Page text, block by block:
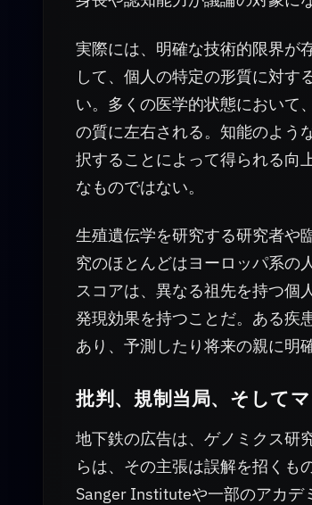
実際には、明確な技術的限界が
して、個人の特定の形質に対す
い。多くの医学的状態において
の質に左右される。知能のよう
択することによって得られる向
なものではない。
生殖遺伝学を研究する研究者や
究のほとんどはヨーロッパ系の
スコアは、異なる祖先を持つ個
発現効果を持つことだ。ある疾
あり、予測したり将来の親に明
批判、規制当局、そして
地下鉄の広告は、ゲノミクス研
らは、その主張は誤解を招くも
Sanger Instituteや一部のアカデ